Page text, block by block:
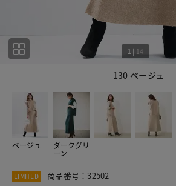
130 ベージュ
1 | 14
ベージュ ダークグリ
ーン
LIMITED 商品番号：32502
この商品をシェアする